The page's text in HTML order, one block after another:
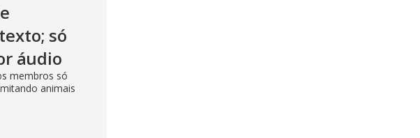
só
áudio
membros só
animais